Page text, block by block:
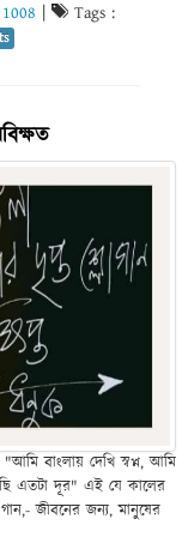
1008 Tags :
বাংলায় দেখি স্বপ্ন, আমি
এতটা দূর" এই যে কালের
জীবনের জন্য, মানুষের